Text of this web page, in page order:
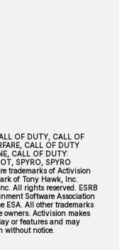
OF DUTY, CALL OF
CALL OF DUTY
CALL OF DUTY:
SPYRO, SPYRO
trademarks of Activision
of Tony Hawk, Inc.
All rights reserved. ESRB
Software Association
ESA. All other trademarks
owners. Activision makes
or features and may
without notice.